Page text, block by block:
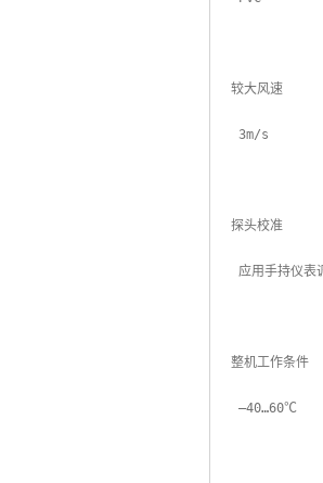
较大风速
探头校准
整机工作条件